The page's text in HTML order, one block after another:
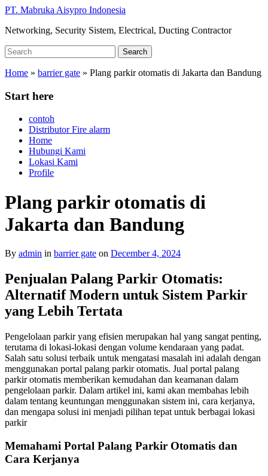
Skip
main
PT. Mabruka Aisypro Indonesia
Networking, Security Sistem, Electrical, Ducting Contractor
Search
for:
Search
Home » barrier gate » Plang parkir otomatis di Jakarta dan Bandung
Start here
contoh
Distributor Fire alarm
Home
Hubungi Kami
Lokasi Kami
Profile
Plang parkir otomatis di
Jakarta dan Bandung
By admin in barrier gate on December 4, 2024
Penjualan Palang Parkir Otomatis:
Alternatif Modern untuk Sistem Parkir
yang Lebih Tertata
Pengelolaan parkir yang efisien merupakan hal yang sangat penting,
terutama di lokasi-lokasi dengan volume kendaraan yang padat.
Salah satu solusi terbaik untuk mengatasi masalah ini adalah dengan
menggunakan portal palang parkir otomatis. Jual portal palang
parkir otomatis memberikan kemudahan dan keamanan dalam
pengelolaan parkir. Dalam artikel ini, kami akan membahas lebih
dalam tentang keuntungan menggunakan sistem ini, cara kerjanya,
dan mengapa solusi ini menjadi pilihan tepat untuk berbagai lokasi
parkir
Memahami Portal Palang Parkir Otomatis dan
Cara Kerjanya